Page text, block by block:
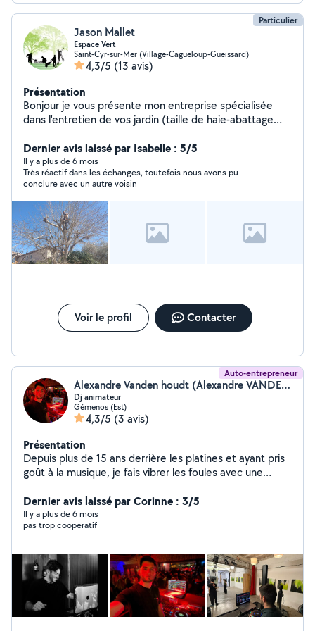
mécanique mes tailles sont nette précise -restructer
vos sol , réduire la consommation en eau aucun travail
du sol . Spécialisé sur l'étude d'un sol vivant vos
végétaux s'en porteront que mieu
Particulier
Jason Mallet
Espace Vert
Saint-Cyr-sur-Mer (Village-Cagueloup-Gueissard)
4,3/5 (13 avis)
Présentation
Bonjour je vous présente mon entreprise spécialisée
dans l'entretien de vos jardin (taille de haie-abattage
à nous contacter pour un devis gratuit prix abordables
travaille propre et soigner
Dernier avis laissé par Isabelle : 5/5
Il y a plus de 6 mois
Très réactif dans les échanges, toutefois nous avons pu
conclure avec un autre voisin
Voir le profil Contacter
Auto-entrepreneur
Alexandre Vanden houdt (Alexandre VANDEN HOUDT)
Dj animateur
Gémenos (Est)
4,3/5 (3 avis)
Présentation
Depuis plus de 15 ans derrière les platines et ayant pris
goût à la musique, je fais vibrer les foules avec une
d'un mix exclusif qui enflamme les clubs comme les
événements privés en tout genre. Je m'adapte à mon
public pour ainsi les captiver et transformer chaque
Dernier avis laissé par Corinne : 3/5
Il y a plus de 6 mois
pas trop cooperatif